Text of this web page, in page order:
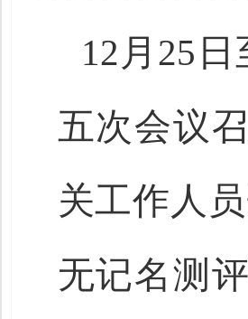
12月25
五次会议
关工作人
无记名测